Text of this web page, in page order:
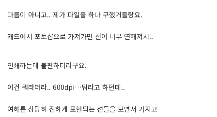
다름이 아니고.. 제가 파일을 하나 구했거들랑요.
캐드에서 포토샵으로 가져가면 선이 너무 연해져서..
인쇄하는데 불편하더라구요.
이건 뭐라더라.. 600dpi…뭐라고 하던데..
여하튼 상당히 진하게 표현되는 선들을 보면서 가지고